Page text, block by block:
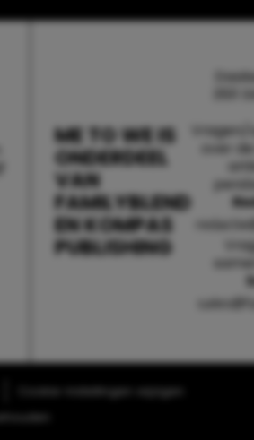
ME TO WE IS
ONDERDEEL
VAN
FAMILYBLEND
EN KOMPAS
PUBLISHING
3511
over
Cookie-instellingen wijzigen